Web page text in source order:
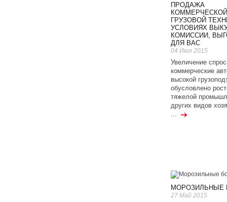
ПРОДАЖА
КОММЕРЧЕСКОЙ
ГРУЗОВОЙ
УСЛОВИЯХ
КОМИССИИ,
ДЛЯ ВАС
04 Июл 2015
Увеличение
коммерческие
высокой
обусловлено
тяжелой
других видов
МОРОЗИЛЬНЫЕ
27 Май 2015